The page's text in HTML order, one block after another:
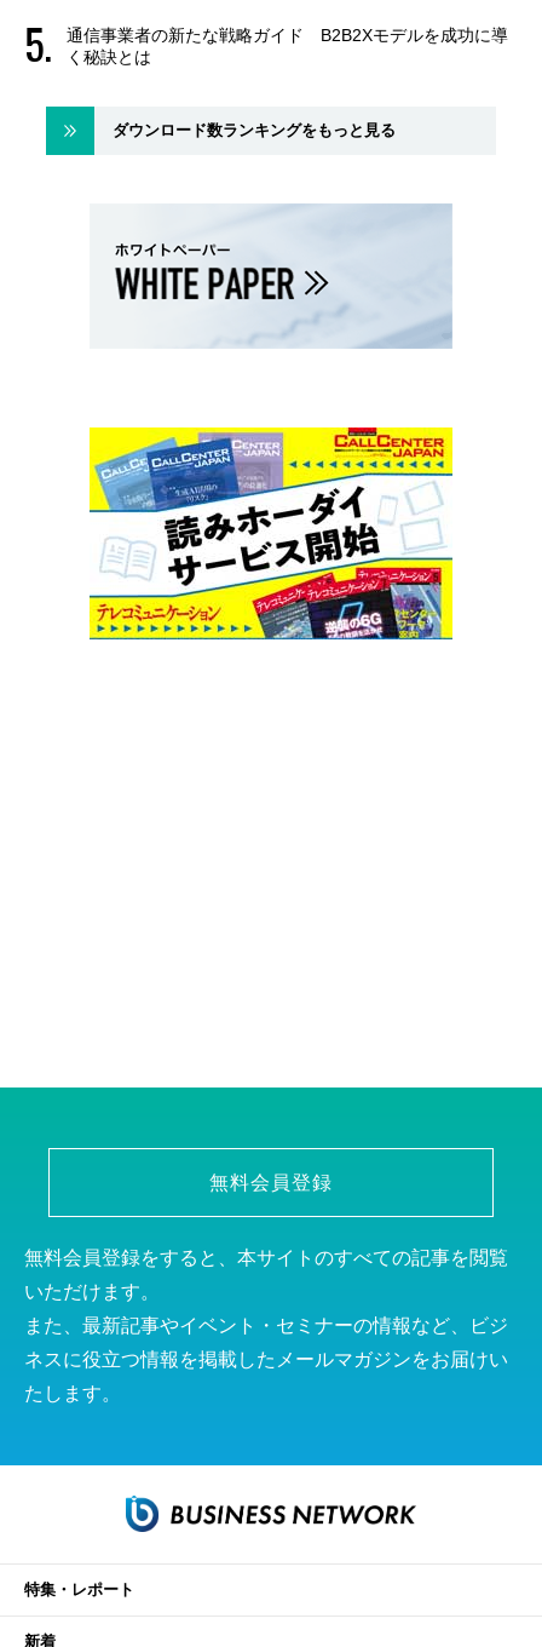
通信事業者の新たな戦略ガイド B2B2Xモデルを成功に導
く秘訣とは
ダウンロード数ランキングをもっと見る
無料会員登録
無料会員登録をすると、本サイトのすべての記事を閲覧
いただけます。
また、最新記事やイベント・セミナーの情報など、ビジ
ネスに役立つ情報を掲載したメールマガジンをお届けい
たします。
特集・レポート
新着